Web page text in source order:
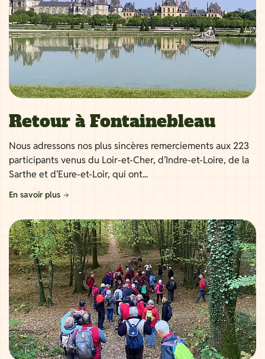
Retour à Fontainebleau
Nous adressons nos plus sincères remerciements aux 223
participants venus du Loir-et-Cher, d’Indre-et-Loire, de la
Sarthe et d’Eure-et-Loir, qui ont...
En savoir plus